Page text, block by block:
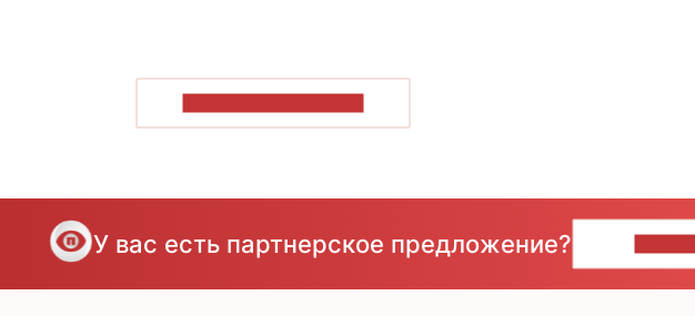
У вас есть партнерское предложение?